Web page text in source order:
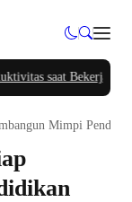
saat Bekerja dari
Mimpi